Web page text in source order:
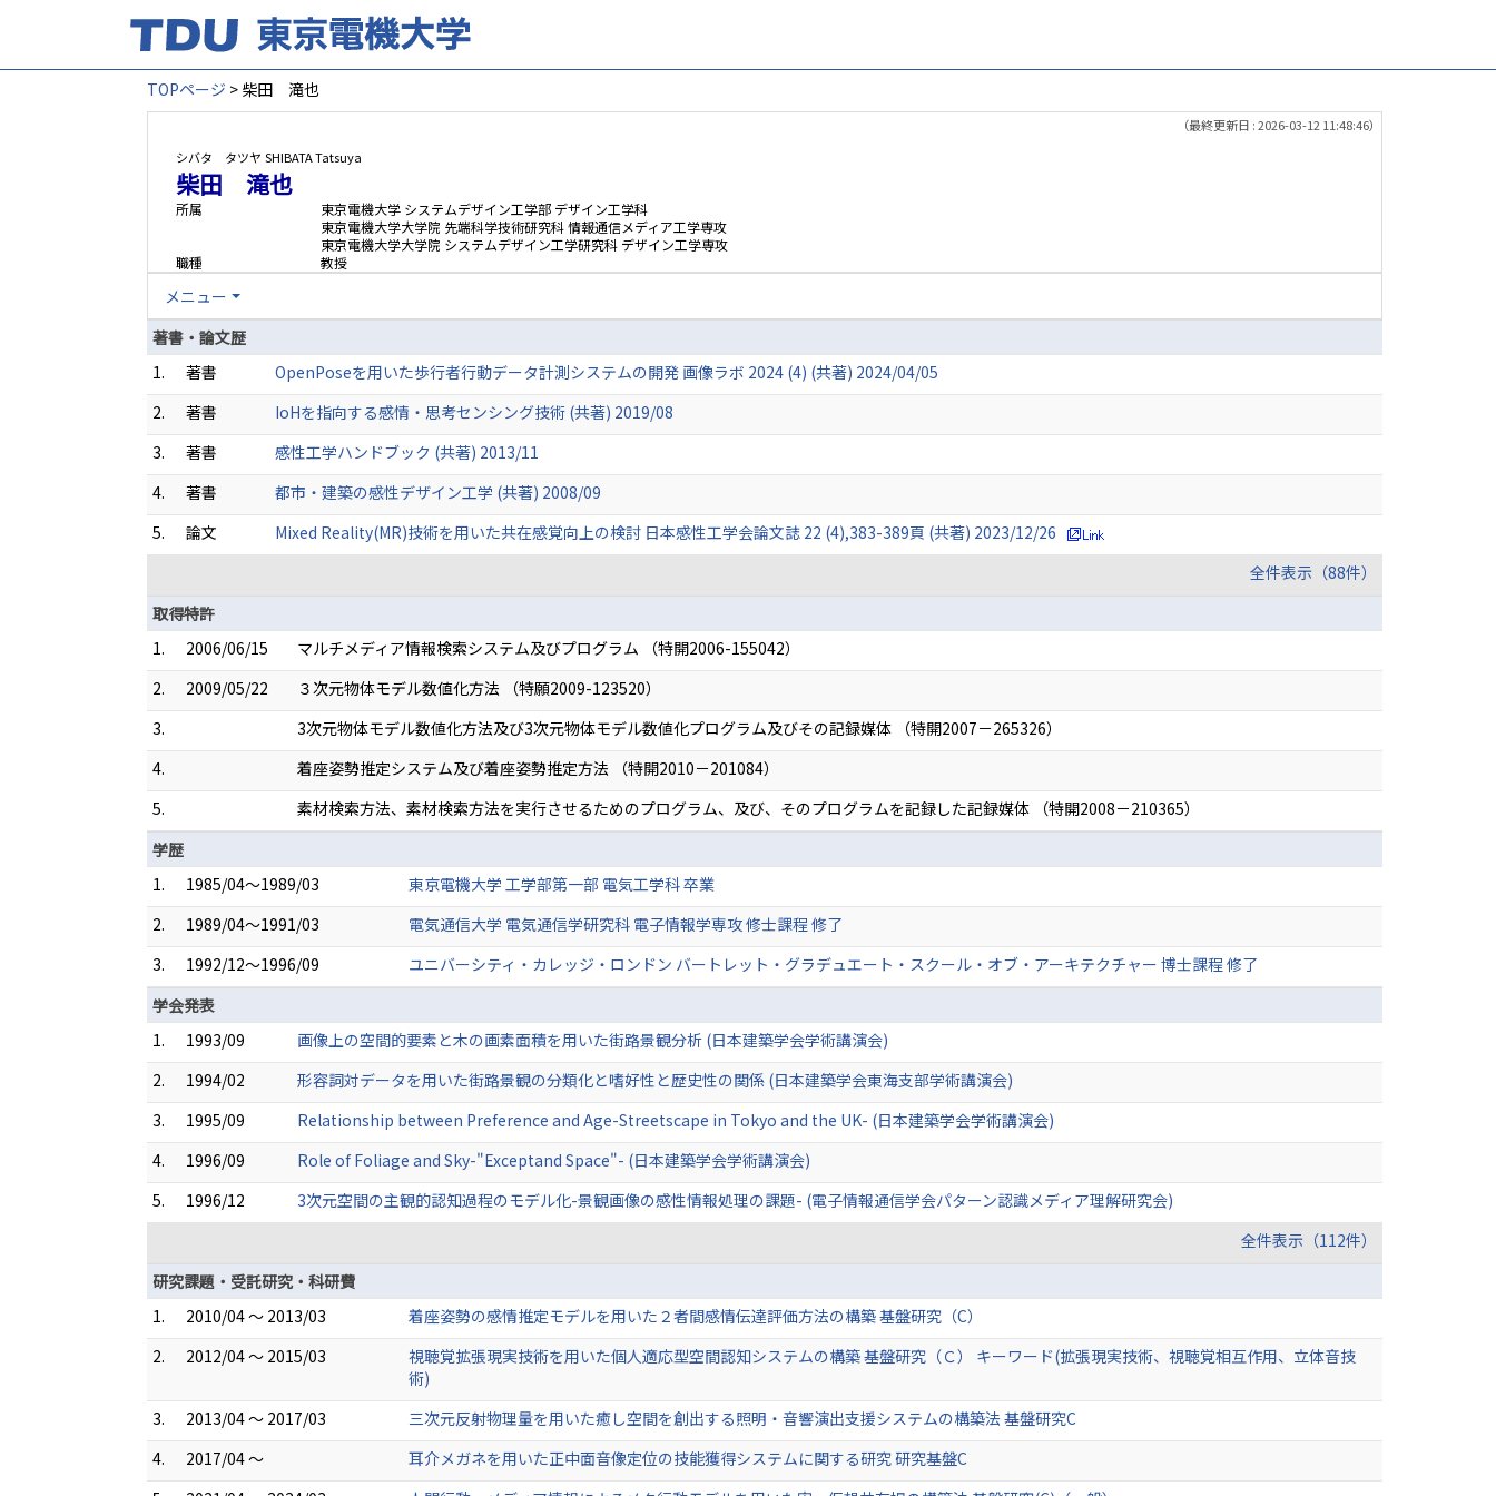
TOPページ > 柴田 滝也
（最終更新日 : 2026-03-12 11:48:46）
シバタ タツヤ SHIBATA Tatsuya
柴田 滝也
所属
東京電機大学 システムデザイン工学部 デザイン工学科
東京電機大学大学院 先端科学技術研究科 情報通信メディア工学専攻
東京電機大学大学院 システムデザイン工学研究科 デザイン工学専攻
職種
教授
メニュー
著書・論文歴
1.
著書
OpenPoseを用いた歩行者行動データ計測システムの開発 画像ラボ 2024 (4) (共著) 2024/04/05
2.
著書
IoHを指向する感情・思考センシング技術 (共著) 2019/08
3.
著書
感性工学ハンドブック (共著) 2013/11
4.
著書
都市・建築の感性デザイン工学 (共著) 2008/09
5.
論文
Mixed Reality(MR)技術を用いた共在感覚向上の検討 日本感性工学会論文誌 22 (4),383-389頁 (共著) 2023/12/26
全件表示（88件）
取得特許
1.
2006/06/15
マルチメディア情報検索システム及びプログラム （特開2006-155042）
2.
2009/05/22
３次元物体モデル数値化方法 （特願2009-123520）
3.
3次元物体モデル数値化方法及び3次元物体モデル数値化プログラム及びその記録媒体 （特開2007－265326）
4.
着座姿勢推定システム及び着座姿勢推定方法 （特開2010－201084）
5.
素材検索方法、素材検索方法を実行させるためのプログラム、及び、そのプログラムを記録した記録媒体 （特開2008－210365）
学歴
1.
1985/04～1989/03
東京電機大学 工学部第一部 電気工学科 卒業
2.
1989/04～1991/03
電気通信大学 電気通信学研究科 電子情報学専攻 修士課程 修了
3.
1992/12～1996/09
ユニバーシティ・カレッジ・ロンドン バートレット・グラデュエート・スクール・オブ・アーキテクチャー 博士課程 修了
学会発表
1.
1993/09
画像上の空間的要素と木の画素面積を用いた街路景観分析 (日本建築学会学術講演会)
2.
1994/02
形容詞対データを用いた街路景観の分類化と嗜好性と歴史性の関係 (日本建築学会東海支部学術講演会)
3.
1995/09
Relationship between Preference and Age-Streetscape in Tokyo and the UK- (日本建築学会学術講演会)
4.
1996/09
Role of Foliage and Sky-"Exceptand Space"- (日本建築学会学術講演会)
5.
1996/12
3次元空間の主観的認知過程のモデル化-景観画像の感性情報処理の課題- (電子情報通信学会パターン認識メディア理解研究会)
全件表示（112件）
研究課題・受託研究・科研費
1.
2010/04 ～ 2013/03
着座姿勢の感情推定モデルを用いた２者間感情伝達評価方法の構築 基盤研究（C）
2.
2012/04 ～ 2015/03
視聴覚拡張現実技術を用いた個人適応型空間認知システムの構築 基盤研究（Ｃ） キーワード(拡張現実技術、視聴覚相互作用、立体音技
術)
3.
2013/04 ～ 2017/03
三次元反射物理量を用いた癒し空間を創出する照明・音響演出支援システムの構築法 基盤研究C
4.
2017/04 ～
耳介メガネを用いた正中面音像定位の技能獲得システムに関する研究 研究基盤C